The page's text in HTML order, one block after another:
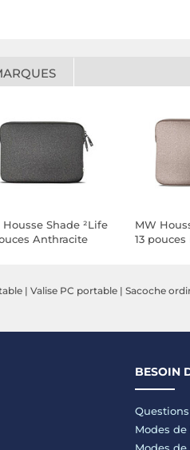
Housse Shade ²Life
Anthracite
MW
13 pouces
| Valise PC portable | Sacoche
BESOIN
Modes de
Modes